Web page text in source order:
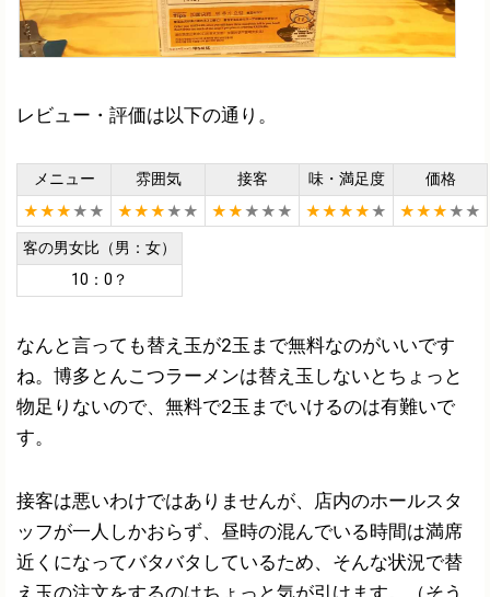
レビュー・評価は以下の通り。
メニュー 雰囲気 接客 味・満足度
価格
★★★ ★★ ★★★ ★★ ★★ ★★★ ★★★★ ★ ★★★ ★★
客の男女比（男：女）
10：0？
なんと言っても替え玉が2玉まで無料なのがいいです
ね。博多とんこつラーメンは替え玉しないとちょっと
物足りないので、無料で2玉までいけるのは有難いで
す。
接客は悪いわけではありませんが、店内のホールスタ
ッフが一人しかおらず、昼時の混んでいる時間は満席
近くになってバタバタしているため、そんな状況で替